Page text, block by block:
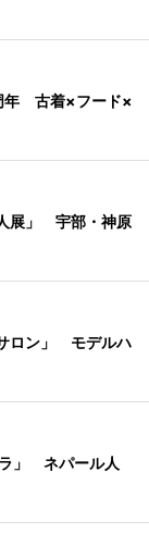
年 古着×フード×
展」 宇部・神原
ロン」 モデルハ
」 ネパール人